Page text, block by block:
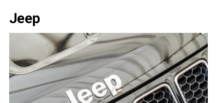
Jeep